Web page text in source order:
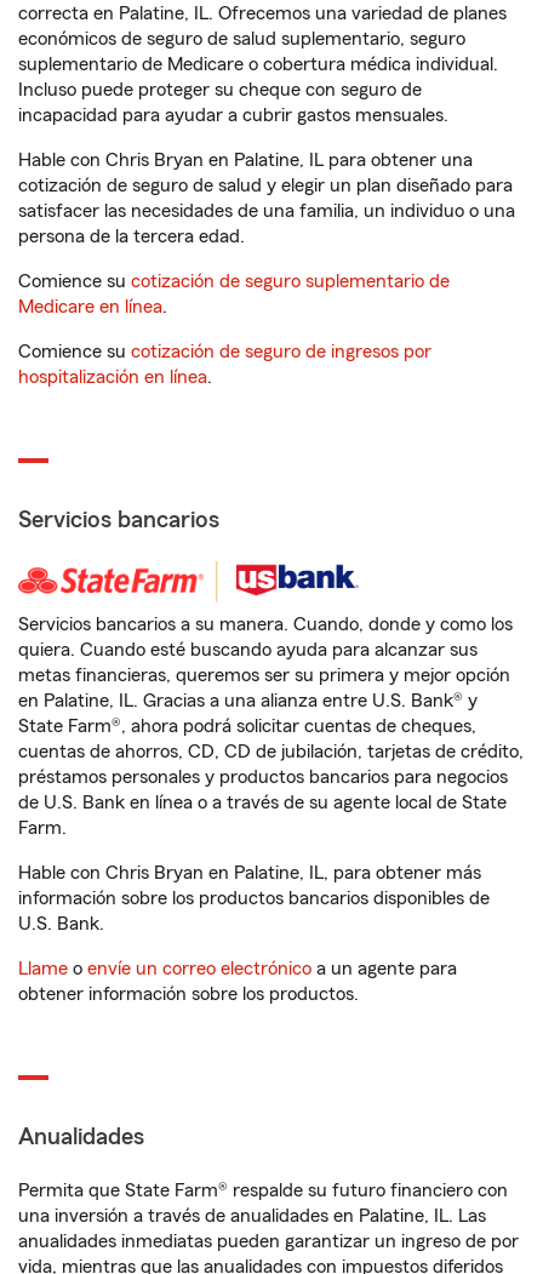
correcta en Palatine, IL. Ofrecemos una variedad de planes
económicos de seguro de salud suplementario, seguro
suplementario de Medicare o cobertura médica individual.
Incluso puede proteger su cheque con seguro de
incapacidad para ayudar a cubrir gastos mensuales.
Hable con Chris Bryan en Palatine, IL para obtener una
cotización de seguro de salud y elegir un plan diseñado para
satisfacer las necesidades de una familia, un individuo o una
persona de la tercera edad.
Comience su cotización de seguro suplementario de
Medicare en línea.
Comience su cotización de seguro de ingresos por
hospitalización en línea.
Servicios bancarios
Servicios bancarios a su manera. Cuando, donde y como los
quiera. Cuando esté buscando ayuda para alcanzar sus
metas financieras, queremos ser su primera y mejor opción
en Palatine, IL. Gracias a una alianza entre U.S. Bank® y
State Farm®, ahora podrá solicitar cuentas de cheques,
cuentas de ahorros, CD, CD de jubilación, tarjetas de crédito,
préstamos personales y productos bancarios para negocios
de U.S. Bank en línea o a través de su agente local de State
Farm.
Hable con Chris Bryan en Palatine, IL, para obtener más
información sobre los productos bancarios disponibles de
U.S. Bank.
Llame o envíe un correo electrónico a un agente para
obtener información sobre los productos.
Anualidades
Permita que State Farm® respalde su futuro financiero con
una inversión a través de anualidades en Palatine, IL. Las
anualidades inmediatas pueden garantizar un ingreso de por
vida, mientras que las anualidades con impuestos diferidos